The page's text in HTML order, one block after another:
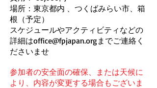
場所：東京都内 、つくばみらい市、箱
根（予定）
スケジュールやアクティビティなどの
詳細はoffice@fpjapan.org までご連絡く
ださいませ
参加者の安全面の確保、または天候に
より、内容が変更する場合もございま